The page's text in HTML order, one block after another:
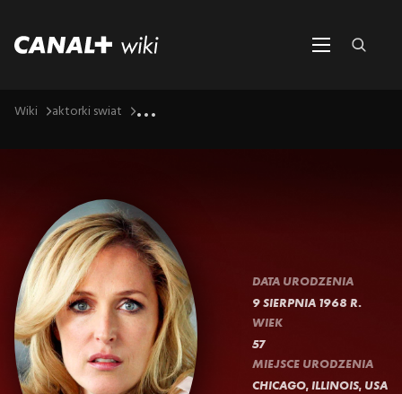
Wiki aktorki swiat ...
DATA URODZENIA
9 SIERPNIA 1968 R.
WIEK
57
MIEJSCE URODZENIA
CHICAGO, ILLINOIS, USA